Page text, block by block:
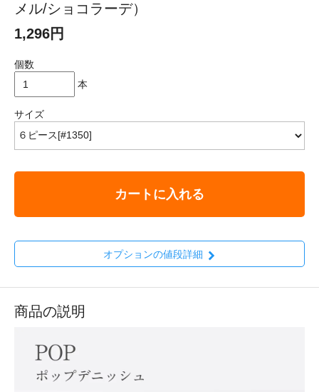
メル/ショコラーデ）
1,296円
個数
本
サイズ
カートに入れる
オプションの値段詳細
商品の説明